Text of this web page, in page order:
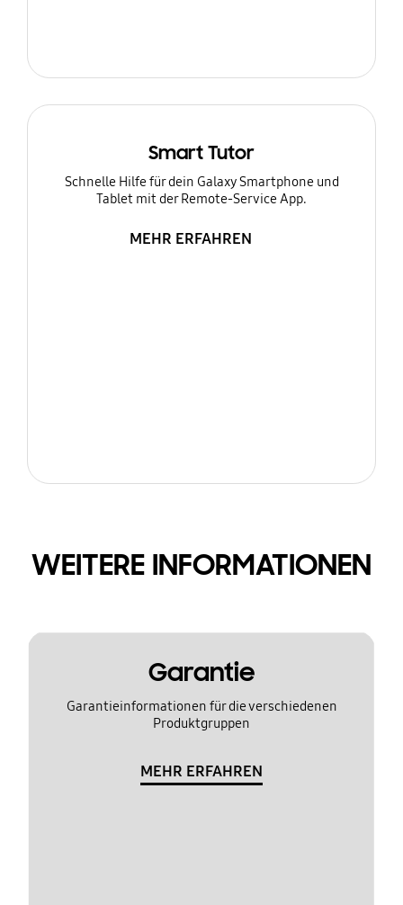
Smart Tutor
Schnelle Hilfe für dein Galaxy Smartphone und
Tablet mit der Remote-Service App.
MEHR ERFAHREN
WEITERE INFORMATIONEN
Garantie
Garantieinformationen für die verschiedenen
Produktgruppen
MEHR ERFAHREN